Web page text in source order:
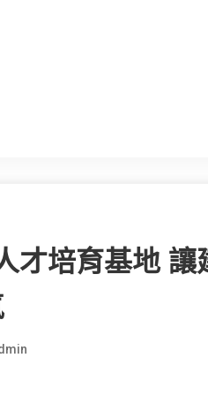
才培育基地